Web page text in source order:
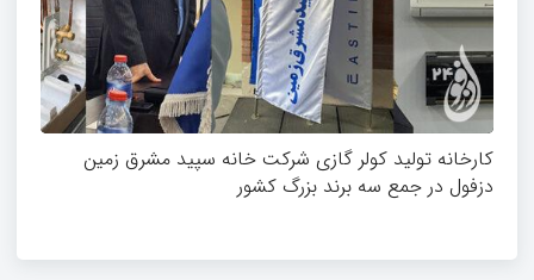
کارخانه تولید کولر گازی شرکت خانه سپید مشرق زمین
دزفول در جمع سه برند بزرگ کشور